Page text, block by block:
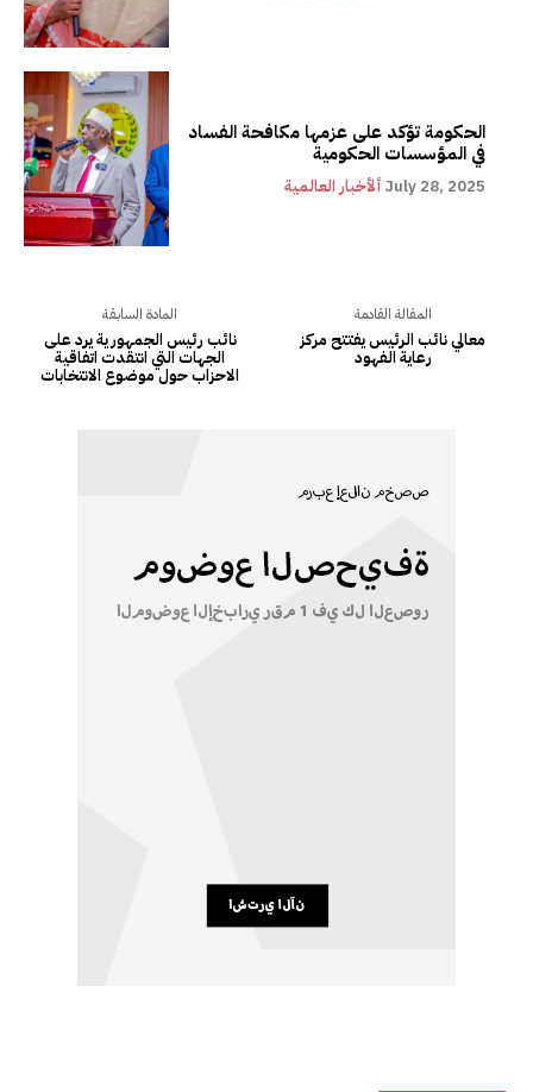
الحكومة تؤكد على عزمها مكافحة الفساد
في المؤسسات الحكومية
ألأخبار العالمية July 28, 2025
المادة السابقة
نائب رئيس الجمهورية يرد على
الجهات التي انتقدت اتفاقية
الاحزاب حول موضوع الانتخابات
المقالة القادمة
معالي نائب الرئيس يفتتح مركز
رعاية الفهود